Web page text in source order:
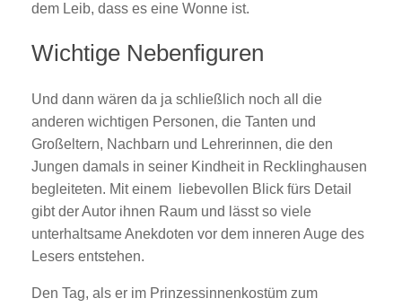
dem Leib, dass es eine Wonne ist.
Wichtige Nebenfiguren
Und dann wären da ja schließlich noch all die
anderen wichtigen Personen, die Tanten und
Großeltern, Nachbarn und Lehrerinnen, die den
Jungen damals in seiner Kindheit in Recklinghausen
begleiteten. Mit einem liebevollen Blick fürs Detail
gibt der Autor ihnen Raum und lässt so viele
unterhaltsame Anekdoten vor dem inneren Auge des
Lesers entstehen.
Den Tag, als er im Prinzessinnenkostüm zum